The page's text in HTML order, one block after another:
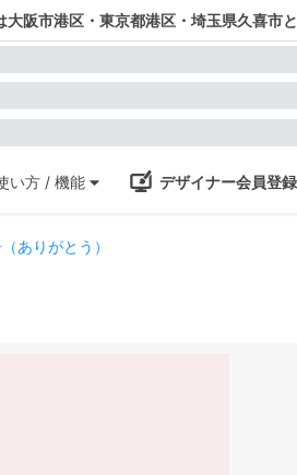
阪市港区・東京都港区・埼玉県久喜市
い方 / 機能 デザイナー会員登録
ありがとう）